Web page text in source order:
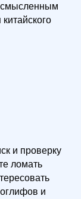
и проверку
ломать
и